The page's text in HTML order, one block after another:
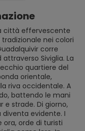
città effervescente
nei colori
corre
Siviglia. La
quartiere del
orientale,
riva occidentale. A
battendo le mani
e strade. Di giorno,
evidente. I
ora, orde di turisti